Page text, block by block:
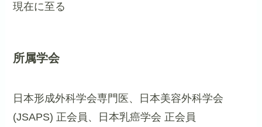
現在に至る
所属学会
日本形成外科学会専門医、日本美容外科学会
(JSAPS) 正会員、日本乳癌学会 正会員